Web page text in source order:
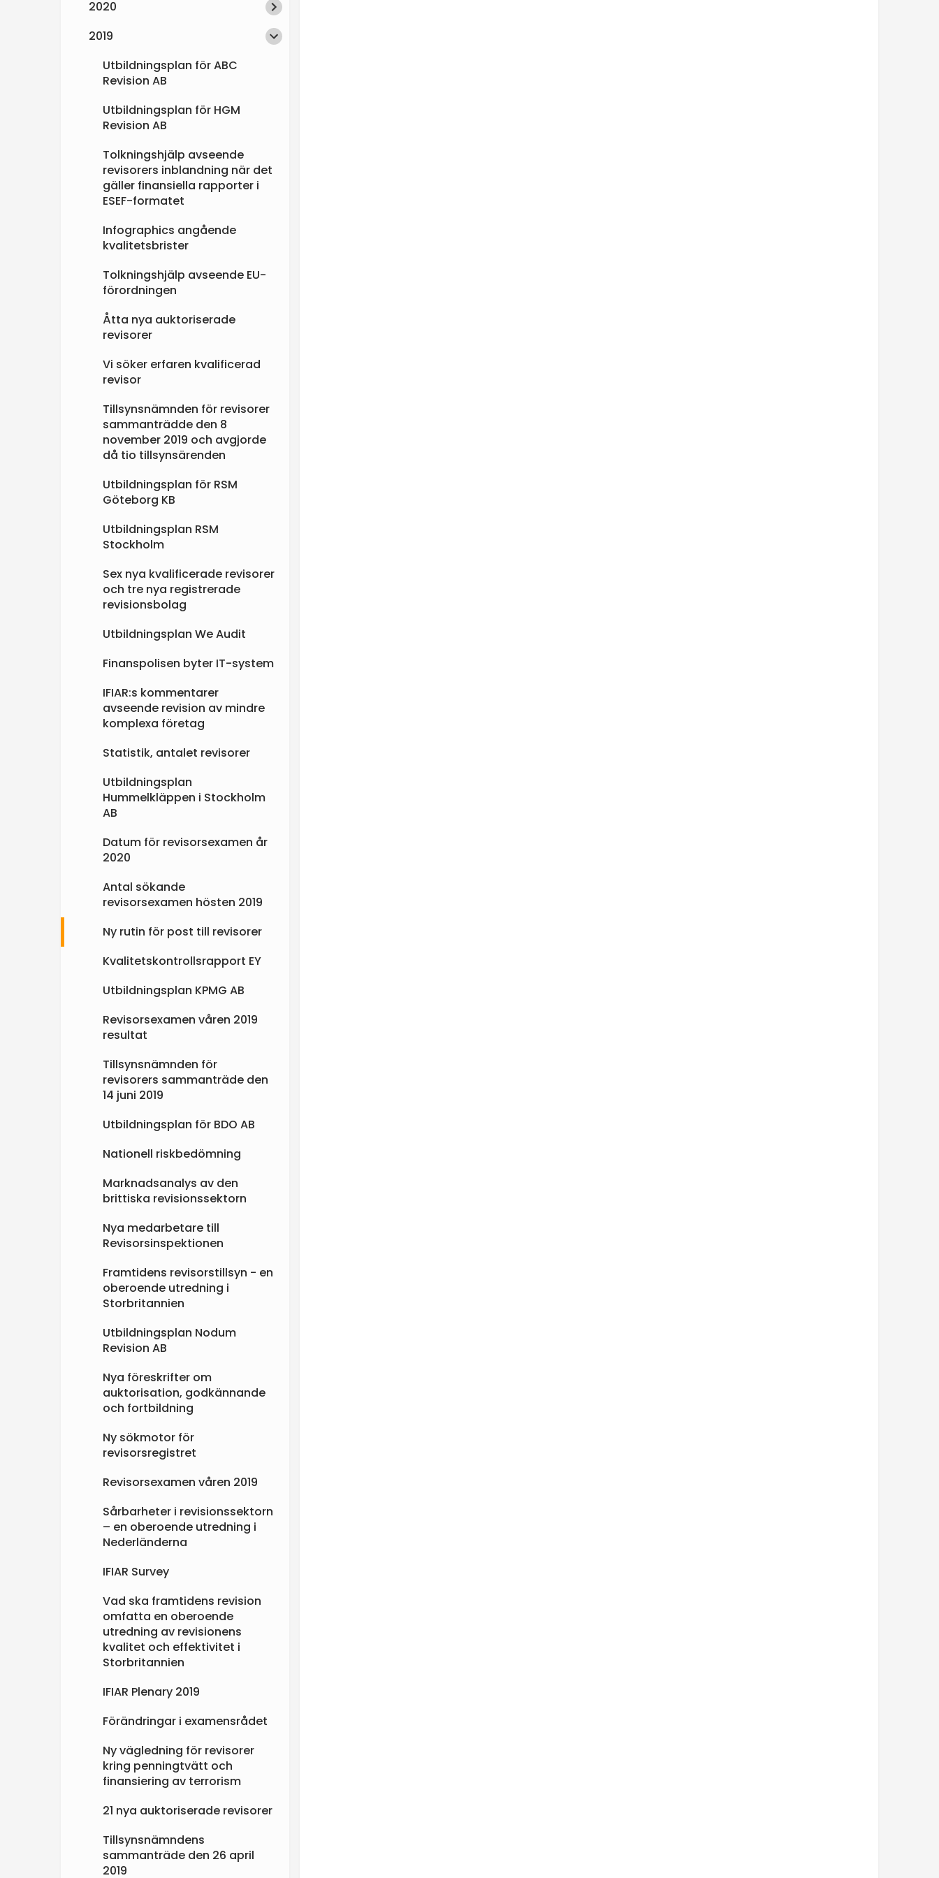
2020
2019
Utbildningsplan för ABC
Revision AB
Utbildningsplan för HGM
Revision AB
Tolkningshjälp avseende
revisorers inblandning när det
gäller finansiella rapporter i
ESEF-formatet
Infographics angående
kvalitetsbrister
Tolkningshjälp avseende EU-
förordningen
Åtta nya auktoriserade
revisorer
Vi söker erfaren kvalificerad
revisor
Tillsynsnämnden för revisorer
sammanträdde den 8
november 2019 och avgjorde
då tio tillsynsärenden
Utbildningsplan för RSM
Göteborg KB
Utbildningsplan RSM
Stockholm
Sex nya kvalificerade revisorer
och tre nya registrerade
revisionsbolag
Utbildningsplan We Audit
Finanspolisen byter IT-system
IFIAR:s kommentarer
avseende revision av mindre
komplexa företag
Statistik, antalet revisorer
Utbildningsplan
Hummelkläppen i Stockholm
AB
Datum för revisorsexamen år
2020
Antal sökande
revisorsexamen hösten 2019
Ny rutin för post till revisorer
Kvalitetskontrollsrapport EY
Utbildningsplan KPMG AB
Revisorsexamen våren 2019
resultat
Tillsynsnämnden för
revisorers sammanträde den
14 juni 2019
Utbildningsplan för BDO AB
Nationell riskbedömning
Marknadsanalys av den
brittiska revisionssektorn
Nya medarbetare till
Revisorsinspektionen
Framtidens revisorstillsyn - en
oberoende utredning i
Storbritannien
Utbildningsplan Nodum
Revision AB
Nya föreskrifter om
auktorisation, godkännande
och fortbildning
Ny sökmotor för
revisorsregistret
Revisorsexamen våren 2019
Sårbarheter i revisionssektorn
– en oberoende utredning i
Nederländerna
IFIAR Survey
Vad ska framtidens revision
omfatta en oberoende
utredning av revisionens
kvalitet och effektivitet i
Storbritannien
IFIAR Plenary 2019
Förändringar i examensrådet
Ny vägledning för revisorer
kring penningtvätt och
finansiering av terrorism
21 nya auktoriserade revisorer
Tillsynsnämndens
sammanträde den 26 april
2019